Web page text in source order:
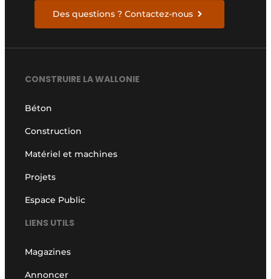
Des questions ? Contactez-nous
CONSTRUIRE LA WALLONIE
Béton
Construction
Matériel et machines
Projets
Espace Public
LIENS UTILS
Magazines
Annoncer